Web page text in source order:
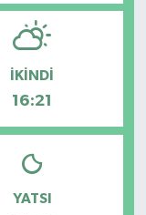
İKINDI
16:21
YATSI